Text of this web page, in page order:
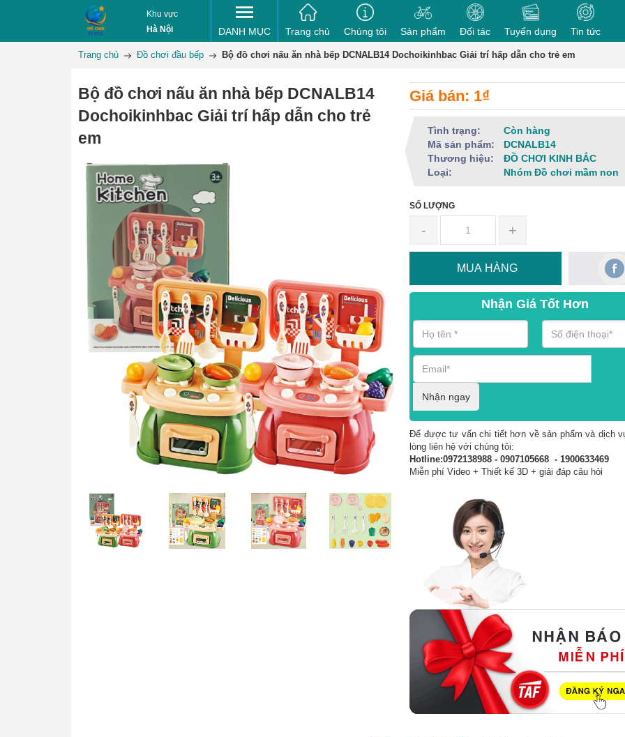
Khu vực
Hà Nội
DANH MỤC Trang chủ Chúng tôi Sản phẩm Đối tác Tuyển dụng Tin tức
Trang chủ Đồ chơi đầu bếp Bộ đồ chơi nấu ăn nhà bếp DCNALB14 Dochoikinhbac Giải trí hấp dẫn cho trẻ em
Bộ đồ chơi nấu ăn nhà bếp DCNALB14
Dochoikinhbac Giải trí hấp dẫn cho trẻ
em
Giá bán: 1₫
Tình trạng:
Còn hàng
Mã sản phẩm:
DCNALB14
Thương hiệu:
ĐỒ CHƠI KINH BẮC
Loại:
Nhóm Đồ chơi mầm non
SỐ LƯỢNG
- +
MUA HÀNG
Nhận Giá Tốt Hơn
Nhận ngay
Để được tư vấn chi tiết hơn về sản phẩm và dịch
lòng liên hệ với chúng tôi:
Hotline:0972138988 - 0907105668 - 1900633469
Miễn phí Video + Thiết kế 3D + giải đáp câu hỏi